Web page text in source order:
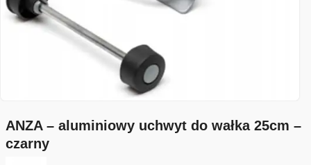
ANZA – aluminiowy uchwyt do wałka 25cm –
czarny